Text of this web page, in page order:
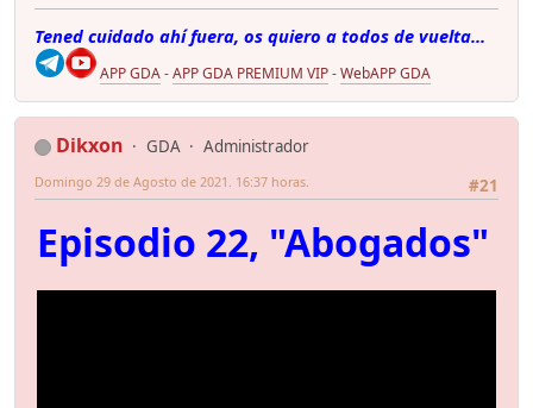
Tened cuidado ahí fuera, os quiero a todos de vuelta...
APP GDA-APP GDA PREMIUM VIP-WebAPP GDA
Dikxon GDA
Administrador
#21
Domingo 29 de Agosto de 2021. 16:37 horas.
Episodio 22, "Abogados"